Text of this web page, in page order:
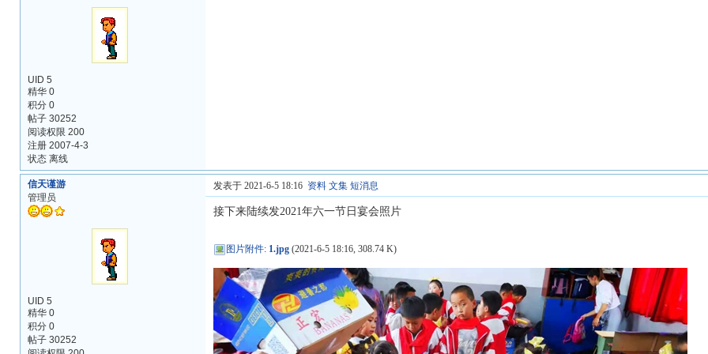
UID 5
精华 0
积分 0
帖子 30252
阅读权限 200
注册 2007-4-3
状态 离线
信天谨游
管理员
UID 5
精华 0
积分 0
帖子 30252
发表于 2021-6-5 18:16 资料 文集 短消息
接下来陆续发2021年六一节日宴会照片
图片附件: 1.jpg(2021-6-5 18:16, 308.74 K)